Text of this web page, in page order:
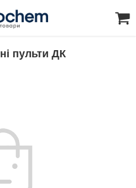
пульти ДК